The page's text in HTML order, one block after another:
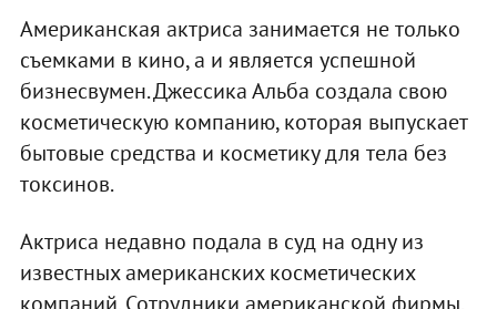
Американская актриса занимается не только
съемками в кино, а и является успешной
бизнесвумен. Джессика Альба создала свою
косметическую компанию, которая выпускает
бытовые средства и косметику для тела без
токсинов.
Актриса недавно подала в суд на одну из
известных американских косметических